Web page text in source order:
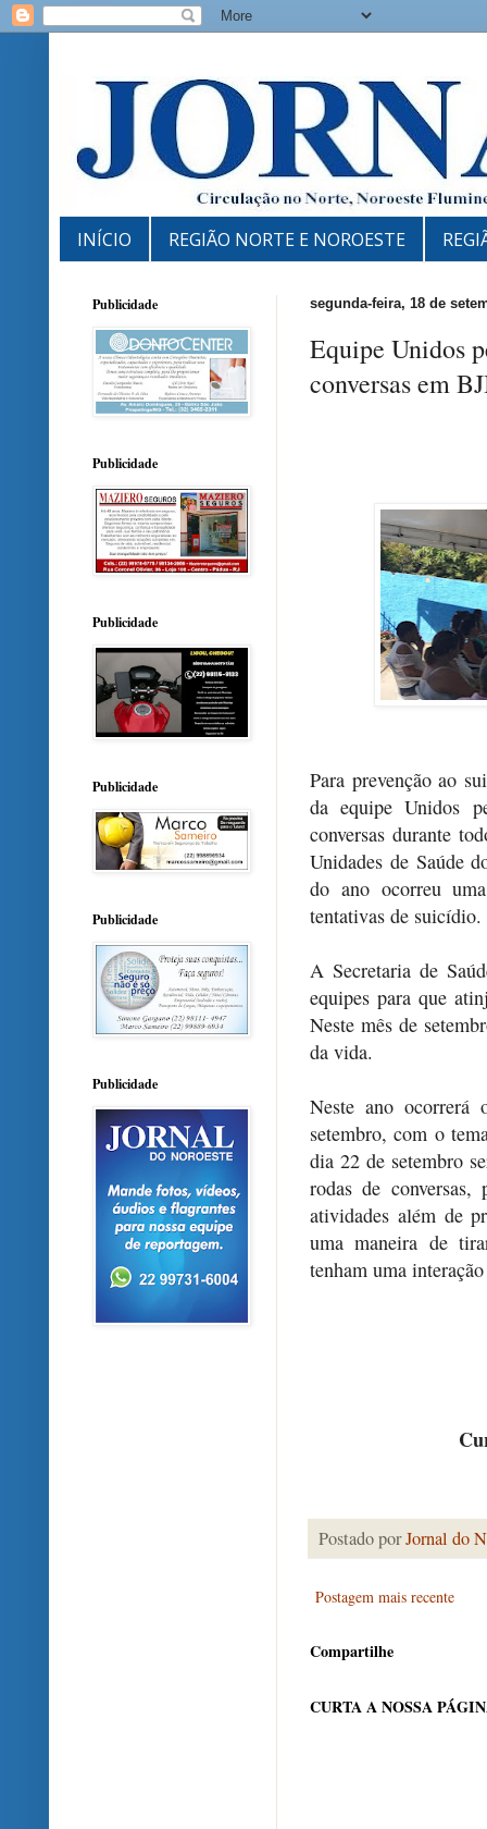
INÍCIO REGIÃO NORTE E NOROESTE
segunda-feira, 18 de
Equipe Unidos
conversas em
Para prevenção ao
da equipe Unidos
conversas durante
Unidades de Saúde
do ano ocorreu
tentativas de suicídio.
A Secretaria de
equipes para que
Neste mês de
da vida.
Neste ano
setembro, com o
dia 22 de setembro
rodas de conversas,
atividades além de
uma maneira de
tenham uma
Postado porJornal do
Postagem mais recente
Compartilhe
CURTA A NOSSA
Publicidade
Publicidade
Publicidade
Publicidade
Publicidade
Publicidade